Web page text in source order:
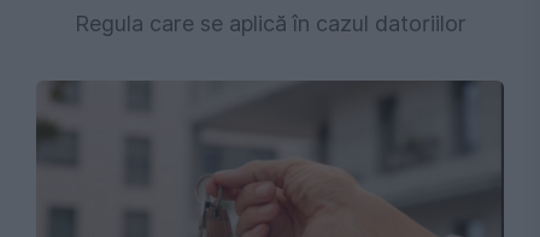
Regula care se aplică în cazul datoriilor